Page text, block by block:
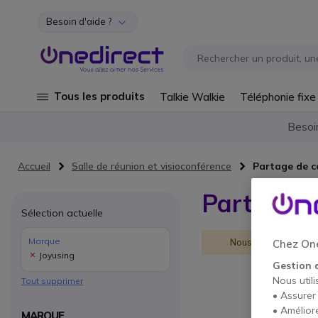
Aller au contenu
Besoin d'aide ?
Tous les produits Talkie Walkie Téléphonie fixe
Accueil Salle de réunion et visioconférence Partage de
Partage
Nous ne pouvons
Sélection actuelle
Marque
Joyusing
Tout supprimer
MARQUE
Chez
Gestion
Nous
•
•